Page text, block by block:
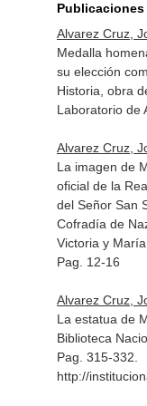
Alvarez Cruz,
Medalla
su elección
Historia, obra
Laboratorio de
Alvarez Cruz,
La imagen de
oficial de la
del Señor San
Cofradía de
Victoria y
Pag. 12-16
Alvarez Cruz,
La estatua de
Biblioteca
Pag. 315-332.
http://